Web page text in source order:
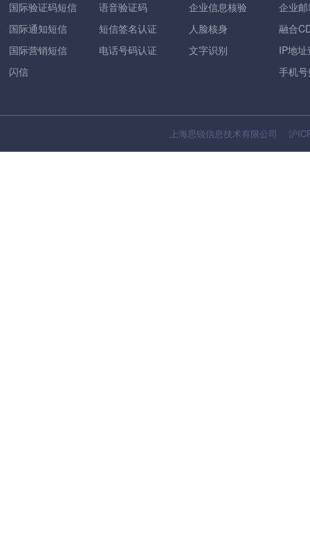
国际验证码短信
国际通知短信
国际营销短信
闪信
语音验证码
短信签名认证
电话号码认证
企业信息核验
人脸核身
文字识别
企业
融合
IP地
手机
上海思锐信息技术有限公司 沪